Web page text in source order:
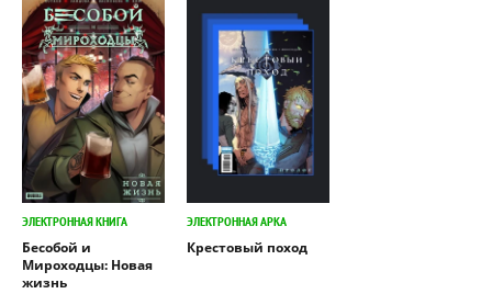
ЭЛЕКТРОННАЯ КНИГА
Бесобой и
Мироходцы: Новая
жизнь
ЭЛЕКТРОННАЯ АРКА
Крестовый поход